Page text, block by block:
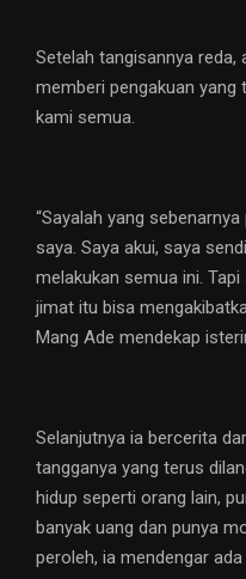
Setelah tangisannya reda,
memberi pengakuan
kami semua.
“Sayalah yang
saya. Saya akui, saya
melakukan semua ini.
jimat itu bisa
Mang Ade mendekap
Selanjutnya ia bercerita
tangganya yang terus
hidup seperti orang lain,
banyak uang dan punya
peroleh, ia mendengar